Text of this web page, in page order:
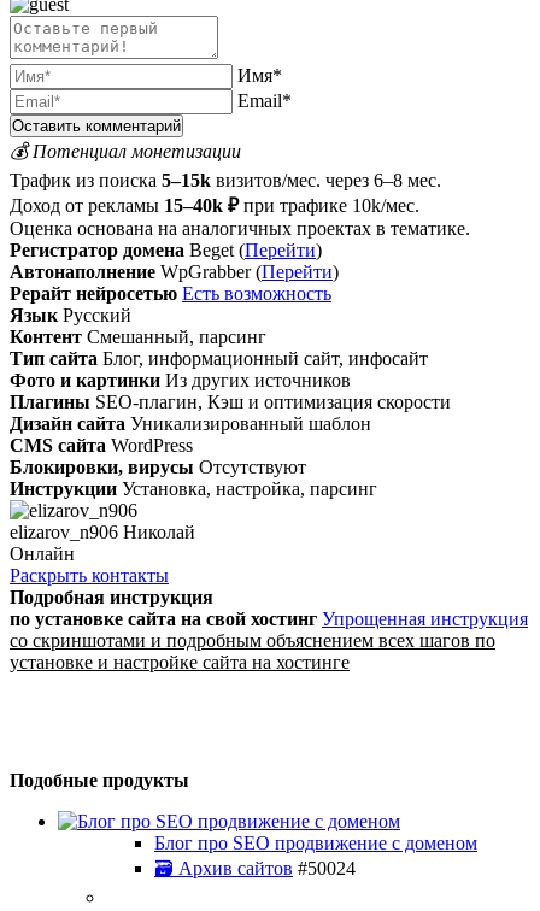
Имя*
Email*
💰 Потенциал монетизации
Трафик из поиска 5–15k визитов/мес. через 6–8 мес.
Доход от рекламы 15–40k ₽ при трафике 10k/мес.
Оценка основана на аналогичных проектах в тематике.
Регистратор домена Beget (Перейти)
Автонаполнение WpGrabber (Перейти)
Рерайт нейросетью Есть возможность
Язык Русский
Контент Смешанный, парсинг
Тип сайта Блог, информационный сайт, инфосайт
Фото и картинки Из других источников
Плагины SEO-плагин, Кэш и оптимизация скорости
Дизайн сайта Уникализированный шаблон
CMS сайта WordPress
Блокировки, вирусы Отсутствуют
Инструкции Установка, настройка, парсинг
elizarov_n906 Николай
Онлайн
Раскрыть контакты
Подробная инструкция
по установке сайта на свой хостинг Упрощенная инструкция
со скриншотами и подробным объяснением всех шагов по
установке и настройке сайта на хостинге
Подобные продукты
Блог про SEO продвижение с доменом
🗃 Архив сайтов #50024